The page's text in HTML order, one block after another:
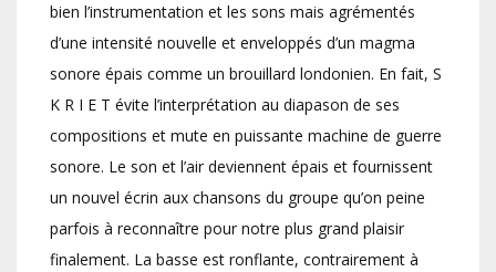
bien l’instrumentation et les sons mais agrémentés
d’une intensité nouvelle et enveloppés d’un magma
sonore épais comme un brouillard londonien. En fait, S
K R I E T évite l’interprétation au diapason de ses
compositions et mute en puissante machine de guerre
sonore. Le son et l’air deviennent épais et fournissent
un nouvel écrin aux chansons du groupe qu’on peine
parfois à reconnaître pour notre plus grand plaisir
finalement. La basse est ronflante, contrairement à